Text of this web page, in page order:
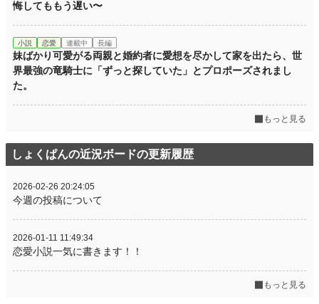
悔してももう遅い〜
小説 恋愛 連載中 長編
妹ばかり可愛がる両親と婚約者に愛想を尽かして家を出たら、世
界最強の竜騎士に「ずっと探していた」とプロポーズされまし
た。
もっと見る
しょくぱんの近況ボードの更新履歴
2026-02-26 20:24:05
今週の投稿について
2026-01-11 11:49:34
恋愛小説一気に書きます！！
もっと見る